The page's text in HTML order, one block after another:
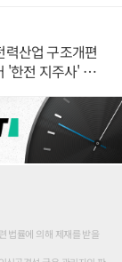
산업 구조개편
전 지주사' 재편
법률에 의해 제재를 받을